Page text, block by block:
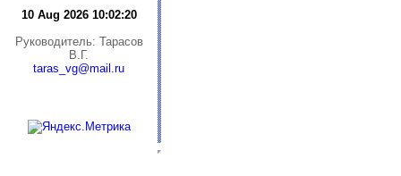
10 Aug 2026 10:02:20
Руководитель: Тарасов
В.Г.
taras_vg@mail.ru